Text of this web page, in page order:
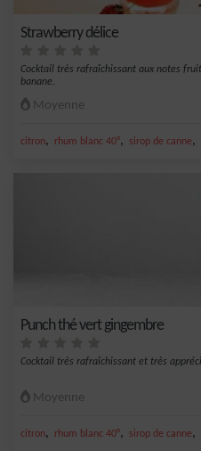
Strawberry délice
Cocktail très rafraîchissant aux notes
banane.
Moyenne
citron, rhum blanc 40°, sirop de canne,
Punch thé vert gingembre
Cocktail très rafraîchissant et très
Moyenne
citron, rhum blanc 40°, sirop de canne,